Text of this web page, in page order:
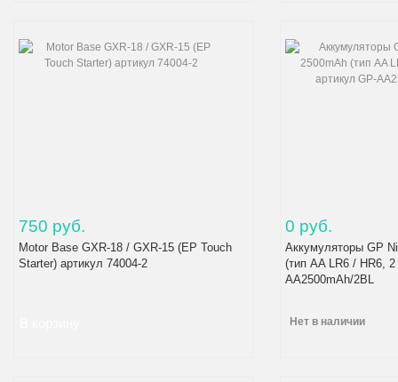
750 руб.
Motor Base GXR-18 / GXR-15 (EP Touch
Starter) артикул 74004-2
0 руб.
Аккумуляторы GP
(тип AA LR6 / HR6,
AA2500mAh/2BL
Нет в наличии